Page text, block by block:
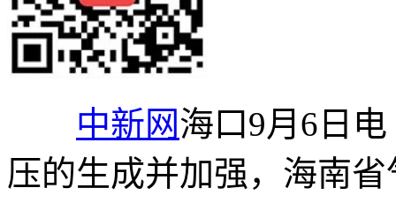
中新网海口9月6日
压的生成并加强，海南